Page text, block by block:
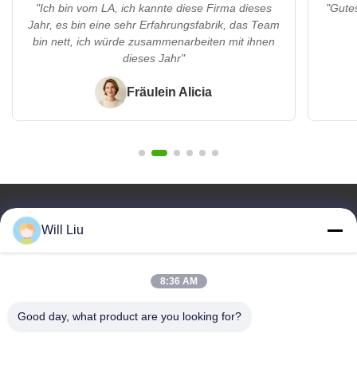
"Ich bin vom LA, ich kannte diese Firma dieses
Jahr, es bin eine sehr Erfahrungsfabrik, das Team
bin nett, ich würde zusammenarbeiten mit ihnen
dieses Jahr"
Fräulein Alicia
Videos
Blog
Will Liu
8:36 AM
Good day, what product are you looking for?